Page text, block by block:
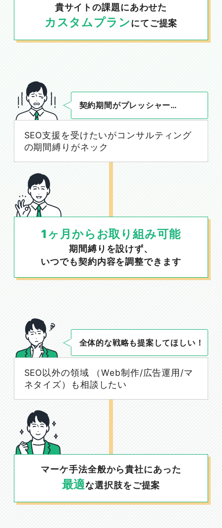
貴サイトの課題にあわせた
カスタムプランにてご提案
契約期間がプレッシャー…
SEO支援を受けたいがコンサルティング
の期間縛りがネック
1ヶ月からお取り組み可能
期間縛りを設けず、
いつでも契約内容を調整できます
全体的な戦略も提案してほしい！
SEO以外の領域 （Web制作/広告運用/マ
ネタイズ）も相談したい
マーケ手法全般から貴社にあった
最適な選択肢をご提案